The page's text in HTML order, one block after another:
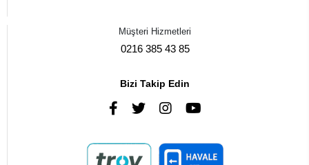
Müşteri Hizmetleri
0216 385 43 85
Bizi Takip Edin